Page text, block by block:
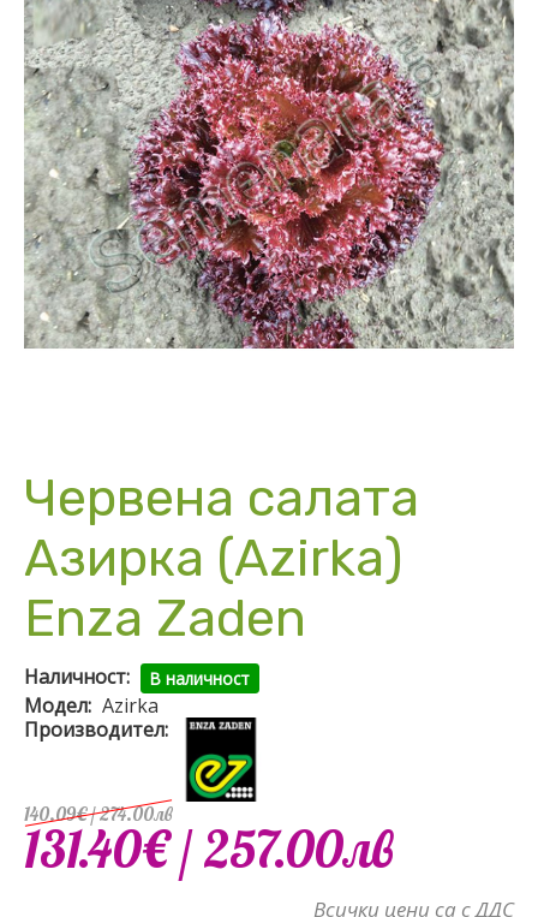
Червена салата
Азирка (Azirka)
Enza Zaden
Наличност: В наличност
Модел: Azirka
Производител:
140.09€/ 274.00лв
131.40€/ 257.00лв
Всички цени са с ДДС